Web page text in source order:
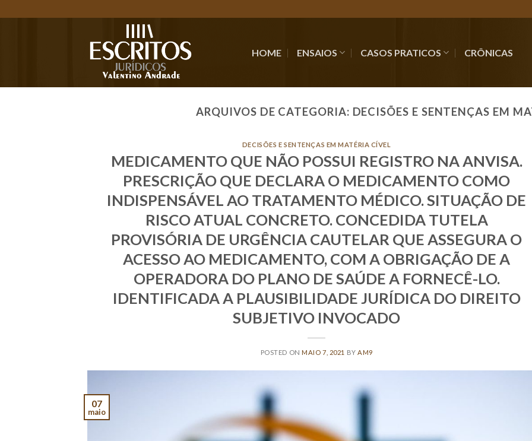
to
HOME
ENSAIOS CASOS PRATICOS CRÔNICAS
ARQUIVOS DE CATEGORIA: DECISÕES E SENTENÇAS EM
DECISÕES E SENTENÇAS EM MATÉRIA CÍVEL
MEDICAMENTO QUE NÃO POSSUI REGISTRO NA ANVISA.
PRESCRIÇÃO QUE DECLARA O MEDICAMENTO COMO
INDISPENSÁVEL AO TRATAMENTO MÉDICO. SITUAÇÃO DE
RISCO ATUAL CONCRETO. CONCEDIDA TUTELA
PROVISÓRIA DE URGÊNCIA CAUTELAR QUE ASSEGURA O
ACESSO AO MEDICAMENTO, COM A OBRIGAÇÃO DE A
OPERADORA DO PLANO DE SAÚDE A FORNECÊ-LO.
IDENTIFICADA A PLAUSIBILIDADE JURÍDICA DO DIREITO
SUBJETIVO INVOCADO
POSTED ONMAIO 7, 2021 BYAM9
07
maio